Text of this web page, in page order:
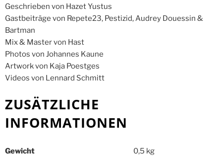
Geschrieben von Hazet Yustus
Gastbeiträge von Repete23, Pestizid, Audrey Douessin &
Bartman
Mix & Master von Hast
Photos von Johannes Kaune
Artwork von Kaja Poestges
Videos von Lennard Schmitt
ZUSÄTZLICHE
INFORMATIONEN
Gewicht 0,5 kg